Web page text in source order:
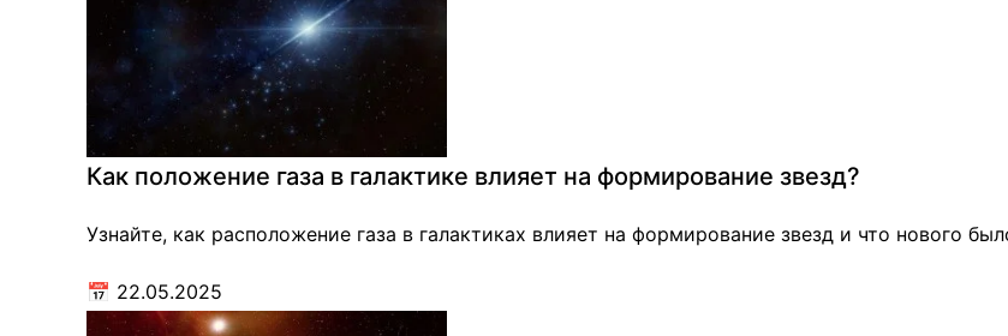
Как положение газа в галактике влияет на формирование звезд?
Узнайте, как расположение газа в галактиках влияет на формирование звезд и что нового
📅 22.05.2025